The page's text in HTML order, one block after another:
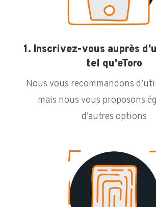
1. Inscrivez-vous auprès
tel qu'eToro
Nous vous recommandons
mais nous vous proposons
d’autres options